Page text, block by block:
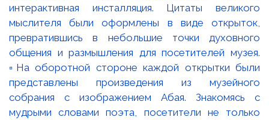
интерактивная инсталляция. Цитаты великого
мыслителя были оформлены в виде открыток,
превратившись в небольшие точки духовного
общения и размышления для посетителей музея.
▫️На оборотной стороне каждой открытки были
представлены произведения из музейного
собрания с изображением Абая. Знакомясь с
мудрыми словами поэта, посетители не только